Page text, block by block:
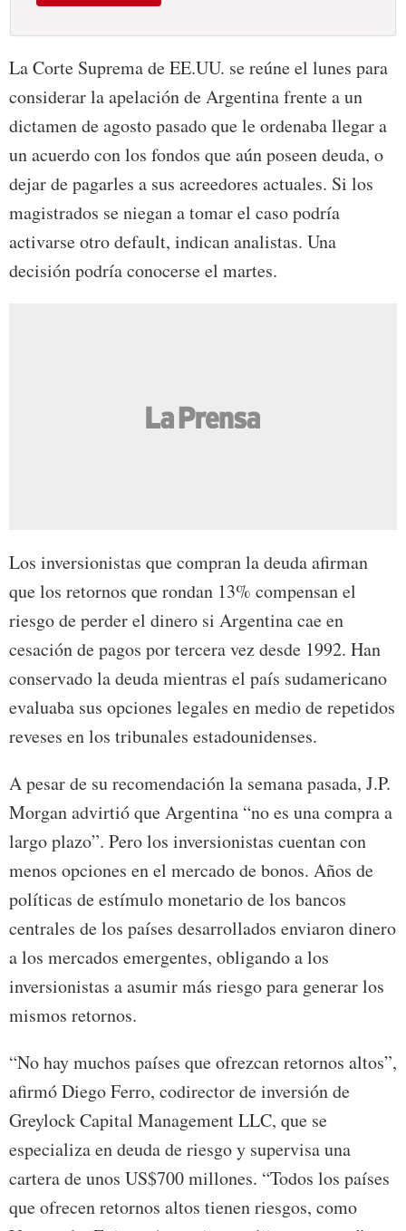
La Corte Suprema de EE.UU. se reúne el lunes para
considerar la apelación de Argentina frente a un
dictamen de agosto pasado que le ordenaba llegar a
un acuerdo con los fondos que aún poseen deuda, o
dejar de pagarles a sus acreedores actuales. Si los
magistrados se niegan a tomar el caso podría
activarse otro default, indican analistas. Una
decisión podría conocerse el martes.
Los inversionistas que compran la deuda afirman
que los retornos que rondan 13% compensan el
riesgo de perder el dinero si Argentina cae en
cesación de pagos por tercera vez desde 1992. Han
conservado la deuda mientras el país sudamericano
evaluaba sus opciones legales en medio de repetidos
reveses en los tribunales estadounidenses.
A pesar de su recomendación la semana pasada, J.P.
Morgan advirtió que Argentina “no es una compra a
largo plazo”. Pero los inversionistas cuentan con
menos opciones en el mercado de bonos. Años de
políticas de estímulo monetario de los bancos
centrales de los países desarrollados enviaron dinero
a los mercados emergentes, obligando a los
inversionistas a asumir más riesgo para generar los
mismos retornos.
“No hay muchos países que ofrezcan retornos altos”,
afirmó Diego Ferro, codirector de inversión de
Greylock Capital Management LLC, que se
especializa en deuda de riesgo y supervisa una
cartera de unos US$700 millones. “Todos los países
que ofrecen retornos altos tienen riesgos, como